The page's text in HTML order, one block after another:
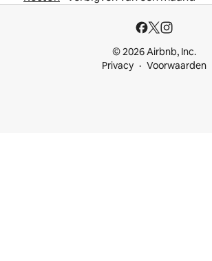
© 2026 Airbnb, Inc.
Privacy
Voorwaarden